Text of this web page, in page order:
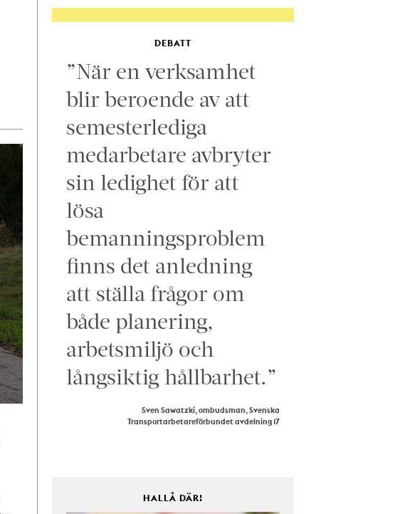
DEBATT
”När en verksamhet
blir beroende av att
semesterlediga
medarbetare avbryter
sin ledighet för att
lösa
bemanningsproblem
finns det anledning
att ställa frågor om
både planering,
arbetsmiljö och
långsiktig hållbarhet.”
Sven Sawatzki, ombudsman, Svenska
Transportarbetareförbundet avdelning 17
HALLÅ DÄR!